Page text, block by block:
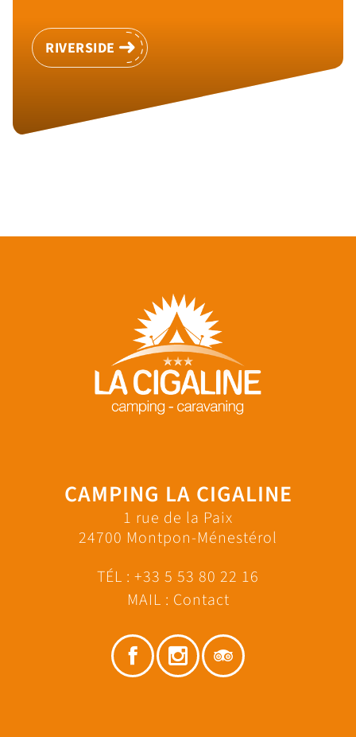
RIVERSIDE
CAMPING LA CIGALINE
1 rue de la Paix
24700 Montpon-Ménestérol
TÉL : +33 5 53 80 22 16
MAIL : Contact